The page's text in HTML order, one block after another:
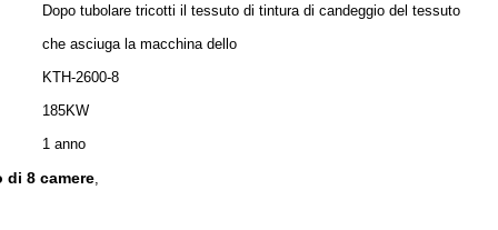
Dopo tubolare tricotti il tessuto di tintura di candeggio del tessuto
che asciuga la macchina dello
KTH-2600-8
185KW
1 anno
8 camere,